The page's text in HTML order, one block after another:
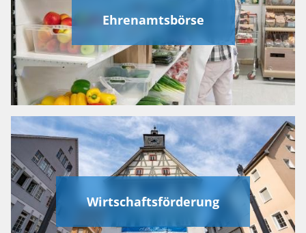
Ehrenamtsbörse
Wirtschaftsförderung